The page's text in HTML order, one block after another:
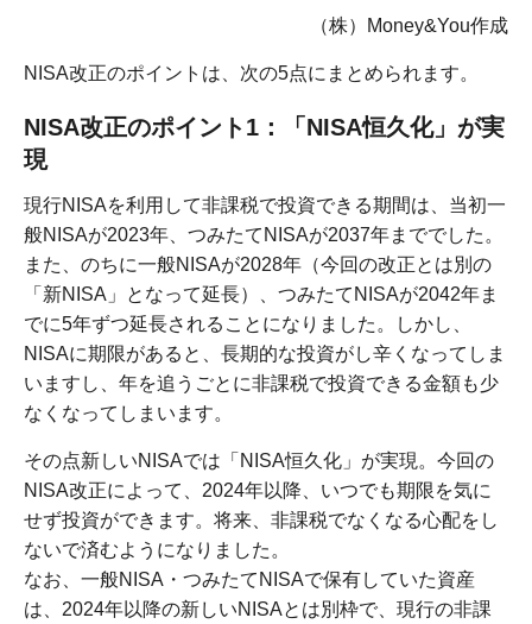
（株）Money&You作成
NISA改正のポイントは、次の5点にまとめられます。
NISA改正のポイント1：「NISA恒久化」が実
現
現行NISAを利用して非課税で投資できる期間は、当初一
般NISAが2023年、つみたてNISAが2037年まででした。
また、のちに一般NISAが2028年（今回の改正とは別の
「新NISA」となって延長）、つみたてNISAが2042年ま
でに5年ずつ延長されることになりました。しかし、
NISAに期限があると、長期的な投資がし辛くなってしま
いますし、年を追うごとに非課税で投資できる金額も少
なくなってしまいます。
その点新しいNISAでは「NISA恒久化」が実現。今回の
NISA改正によって、2024年以降、いつでも期限を気に
せず投資ができます。将来、非課税でなくなる心配をし
ないで済むようになりました。
なお、一般NISA・つみたてNISAで保有していた資産
は、2024年以降の新しいNISAとは別枠で、現行の非課